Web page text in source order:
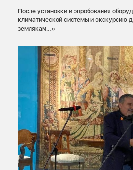
После установки и опробования
климатической системы и экскурсию
землякам…»